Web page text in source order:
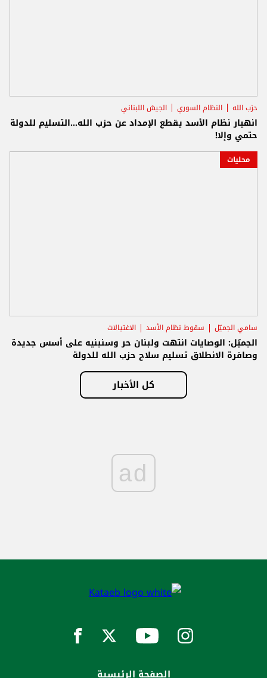
حزب الله النظام السوري الجيش اللبناني
انهيار نظام الأسد يقطع الإمداد عن حزب الله...التسليم للدولة
حتمي وإلا!
محليات
سامي الجميّل سقوط نظام الأسد الاغتيالات
الجميّل: الوصايات انتهت ولبنان حر وسنبنيه على أسس جديدة
وصافرة الانطلاق تسليم سلاح حزب الله للدولة
كل الأخبار
ad
الصفحة الرئيسية